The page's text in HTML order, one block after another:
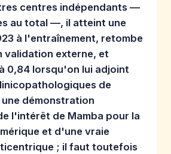
centres indépendants —
au total —, il atteint une
à l'entraînement, retombe
validation externe, et
0,84 lorsqu'on lui adjoint
de
démonstration
l'intérêt de Mamba pour la
et d'une vraie
; il faut toutefois